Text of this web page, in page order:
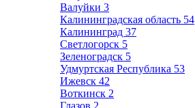
Валуйки 3
Калининградская область 54
Калининград 37
Светлогорск 5
Зеленоградск 5
Удмуртская Республика 53
Ижевск 42
Воткинск 2
Глазов 2